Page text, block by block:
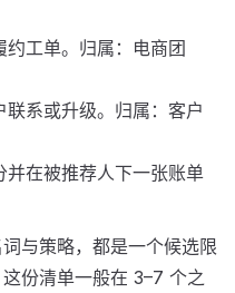
工单。归属：电商团
系或升级。归属：客户
在被推荐人下一张账单
与策略，都是一个候选限
份清单一般在 3–7 个之